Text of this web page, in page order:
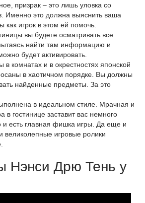
призрак – это лишь уловка со
Именно это должна выяснить ваша
как игрок в этом ей помочь.
вы будете осматривать все
найти там информацию и
будет активировать.
комнатах и в окрестностях японской
в хаотичном порядке. Вы должны
найденные предметы. За это
в идеальном стиле. Мрачная и
гостинице заставит вас немного
и есть главная фишка игры. Да еще и
великолепные игровые ролики
Нэнси Дрю Тень у